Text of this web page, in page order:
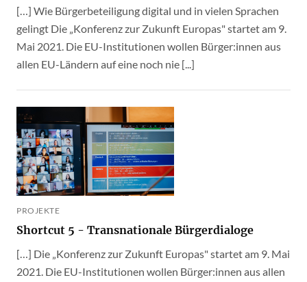
[…] Wie Bürgerbeteiligung digital und in vielen Sprachen
gelingt Die „Konferenz zur Zukunft Europas" startet am 9.
Mai 2021. Die EU-Institutionen wollen Bürger:innen aus
allen EU-Ländern auf eine noch nie [...]
PROJEKTE
Shortcut 5 - Transnationale Bürgerdialoge
[…] Die „Konferenz zur Zukunft Europas" startet am 9. Mai
2021. Die EU-Institutionen wollen Bürger:innen aus allen